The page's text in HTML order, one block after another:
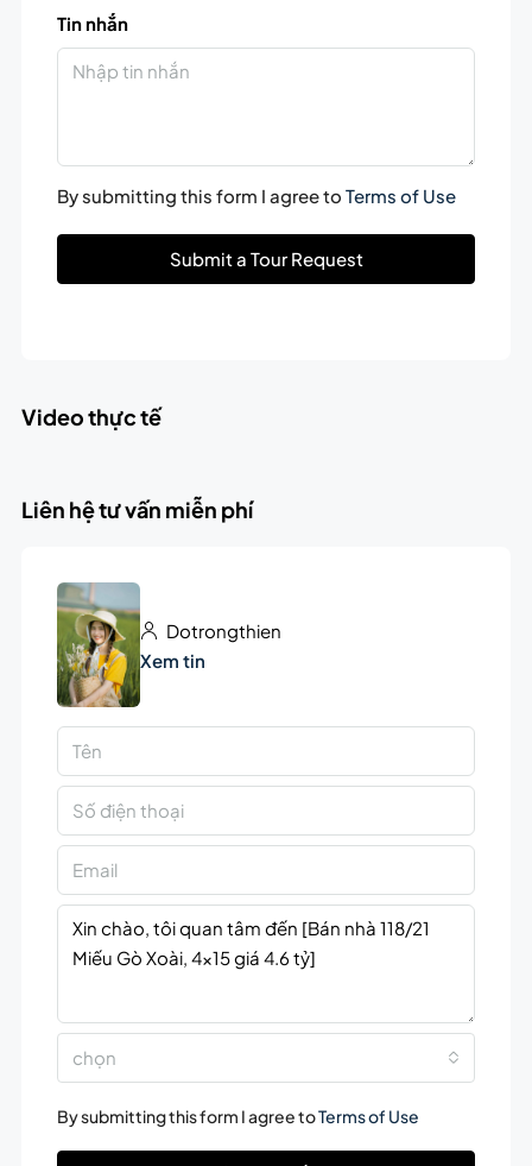
Tin nhắn
By submitting this form I agree to Terms of Use
Submit a Tour Request
Video thực tế
Liên hệ tư vấn miễn phí
Dotrongthien
Xem tin
chọn
By submitting this form I agree toTerms of Use